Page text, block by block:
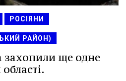
РОСІЯНИ
РАЙОН)
захопили ще одне